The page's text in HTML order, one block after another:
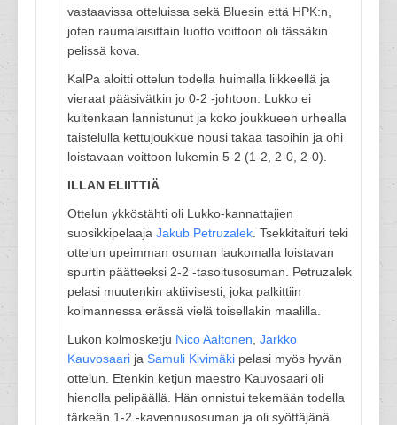
vastaavissa otteluissa sekä Bluesin että HPK:n,
joten raumalaisittain luotto voittoon oli tässäkin
pelissä kova.
KalPa aloitti ottelun todella huimalla liikkeellä ja
vieraat pääsivätkin jo 0-2 -johtoon. Lukko ei
kuitenkaan lannistunut ja koko joukkueen urhealla
taistelulla kettujoukkue nousi takaa tasoihin ja ohi
loistavaan voittoon lukemin 5-2 (1-2, 2-0, 2-0).
ILLAN ELIITTIÄ
Ottelun ykköstähti oli Lukko-kannattajien
suosikkipelaaja Jakub Petruzalek . Tsekkitaituri teki
ottelun upeimman osuman laukomalla loistavan
spurtin päätteeksi 2-2 -tasoitusosuman. Petruzalek
pelasi muutenkin aktiivisesti, joka palkittiin
kolmannessa erässä vielä toisellakin maalilla.
Lukon kolmosketju Nico Aaltonen Jarkko
Kauvosaari ja Samuli Kivimäki pelasi myös hyvän
ottelun. Etenkin ketjun maestro Kauvosaari oli
hienolla pelipäällä. Hän onnistui tekemään todella
tärkeän 1-2 -kavennusosuman ja oli syöttäjänä